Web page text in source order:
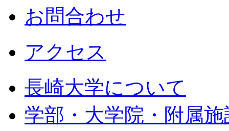
お問合わせ
アクセス
長崎大学について
学部・大学院・附属施